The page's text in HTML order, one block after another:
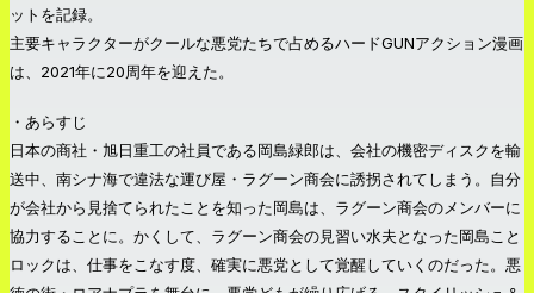
ットを記録。
主要キャラクターがクールな悪党たちで占めるハードGUNアクション漫画
は、2021年に20周年を迎えた。
・あらすじ
日本の商社・旭日重工の社員である岡島緑郎は、会社の機密ディスクを輸
送中、南シナ海で違法な運び屋・ラグーン商会に誘拐されてしまう。自分
が会社から見捨てられたことを知った岡島は、ラグーン商会のメンバーに
協力することに。かくして、ラグーン商会の見習い水夫となった岡島こと
ロックは、仕事をこなす度、確実に悪党として覚醒していくのだった。悪